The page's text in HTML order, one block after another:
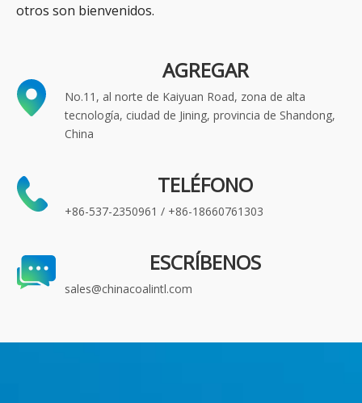
otros son bienvenidos.
AGREGAR
No.11, al norte de Kaiyuan Road, zona de alta
tecnología, ciudad de Jining, provincia de Shandong,
China
TELÉFONO
+86-537-2350961 / +86-18660761303
ESCRÍBENOS
sales@chinacoalintl.com